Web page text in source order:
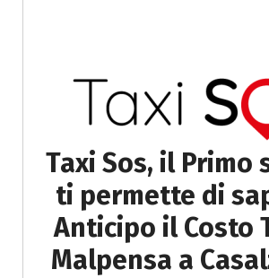
Taxi Sos, il Primo
ti permette di
Anticipo il Costo
Malpensa a